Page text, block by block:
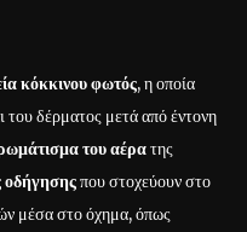
κόκκινου φωτός, η οποία
δέρματος μετά από έντονη
του αέρατης
οδήγησηςπου στοχεύουν στο
μέσα στο όχημα, όπως